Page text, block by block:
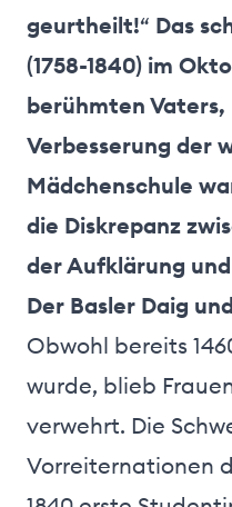
geurtheilt!“ Das
(1758-1840) im
berühmten Vaters,
Verbesserung der
Mädchenschule
die Diskrepanz
der Aufklärung
Der Basler Daig
Obwohl bereits
wurde, blieb
verwehrt. Die
Vorreiternationen